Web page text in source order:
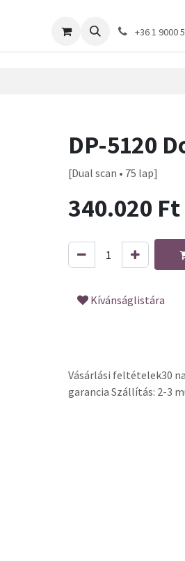
+36 1 9000
DP-5120
[Dual scan • 75 lap]
340.020 Ft
Kívánságlistára
Vásárlási feltételek30
garancia Szállítás: 2-3